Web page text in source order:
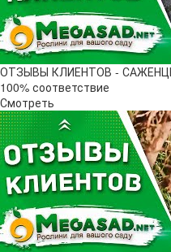
ОТЗЫВЫ КЛИЕНТОВ -
100% соответствие
Смотреть